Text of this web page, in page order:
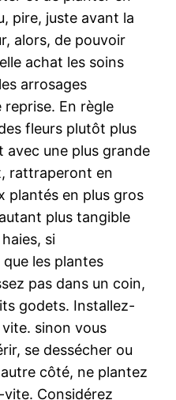
pire, juste avant la
alors, de pouvoir
achat les soins
arrosages
En règle
fleurs plutôt plus
avec une plus grande
rattraperont en
plantés en plus gros
plus tangible
si
les plantes
pas dans un coin,
godets. Installez-
sinon vous
se dessécher ou
autre côté, ne plantez
Considérez